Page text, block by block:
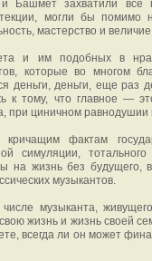
и Башмет захватили
могли бы помимо
мастерство и
и им подобных в
которые во многом
деньги, деньги, еще раз
к тому, что главное —
при циничном равнодушии
фактам
симуляции,
на жизнь без будущего,
музыкантов.
музыканта,
жизнь и жизнь своей
всегда ли он может